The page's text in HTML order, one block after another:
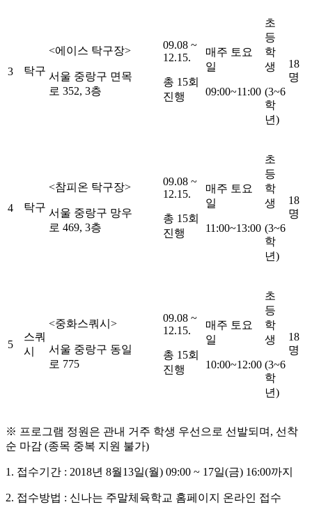
3 탁구
<에이스 탁구장>
서울 중랑구 면목
로 352, 3층
09.08 ~
12.15.
총 15회
진행
매주 토요
일
09:00~11:00
초
등
학
생
(3~6
학
년)
18
명
4 탁구
<참피온 탁구장>
서울 중랑구 망우
로 469, 3층
09.08 ~
12.15.
총 15회
진행
매주 토요
일
11:00~13:00
초
등
학
생
(3~6
학
년)
18
명
5
스쿼
시
<중화스쿼시 >
서울 중랑구 동일
로 775
09.08 ~
12.15.
총 15회
진행
매주 토요
일
10:00~12:00
초
등
학
생
(3~6
학
년)
18
명
※ 프로그램 정원은 관내 거주 학생 우선으로 선발되며 , 선착
순 마감 (종목 중복 지원 불가)
1. 접수기간 : 2018년 8월13일(월) 09:00 ~ 17일(금) 16:00까지
2. 접수방법 : 신나는 주말체육학교 홈페이지 온라인 접수